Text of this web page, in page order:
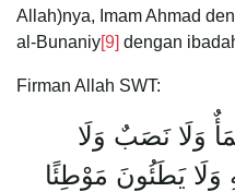
Allah)nya, Imam Ahmad
al-Bunaniy[9] dengan
Firman Allah SWT:
وَلَا نَصَبٌ وَلَا
يَطَئُونَ مَوْطِئًا